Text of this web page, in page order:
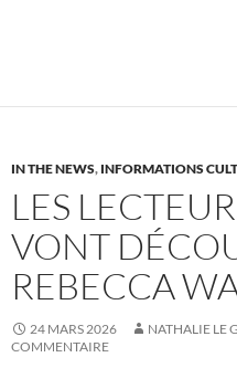
IN THE NEWS, INFORMATIONS
LES
VONT
REBECCA
24 MARS 2026 NATHALIE LE
COMMENTAIRE